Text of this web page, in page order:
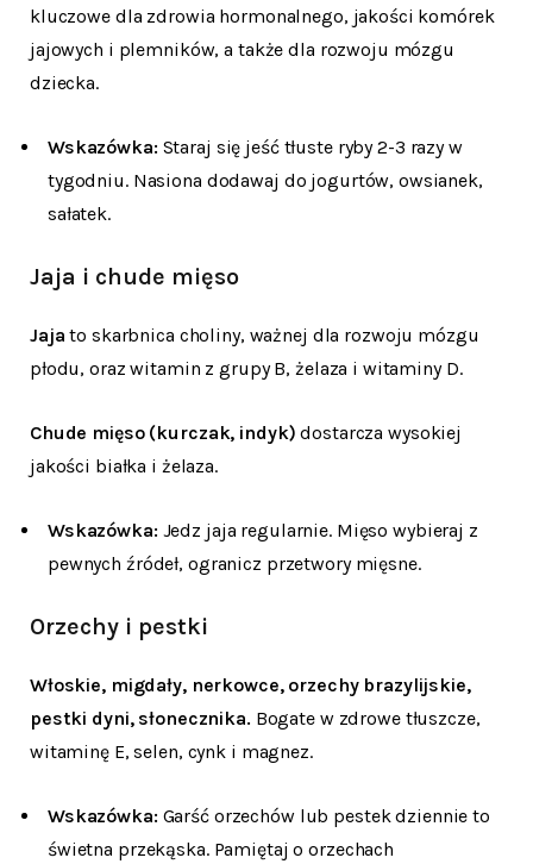
kluczowe dla zdrowia hormonalnego, jakości komórek
jajowych i plemników, a także dla rozwoju mózgu
dziecka.
Wskazówka: Staraj się jeść tłuste ryby 2-3 razy w
tygodniu. Nasiona dodawaj do jogurtów, owsianek,
sałatek.
Jaja i chude mięso
Jaja to skarbnica choliny, ważnej dla rozwoju mózgu
płodu, oraz witamin z grupy B, żelaza i witaminy D.
Chude mięso (kurczak, indyk) dostarcza wysokiej
jakości białka i żelaza.
Wskazówka: Jedz jaja regularnie. Mięso wybieraj z
pewnych źródeł, ogranicz przetwory mięsne.
Orzechy i pestki
Włoskie, migdały, nerkowce, orzechy brazylijskie,
pestki dyni, słonecznika. Bogate w zdrowe tłuszcze,
witaminę E, selen, cynk i magnez.
Wskazówka: Garść orzechów lub pestek dziennie to
świetna przekąska. Pamiętaj o orzechach